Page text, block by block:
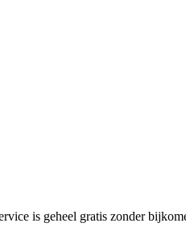
is geheel gratis zonder